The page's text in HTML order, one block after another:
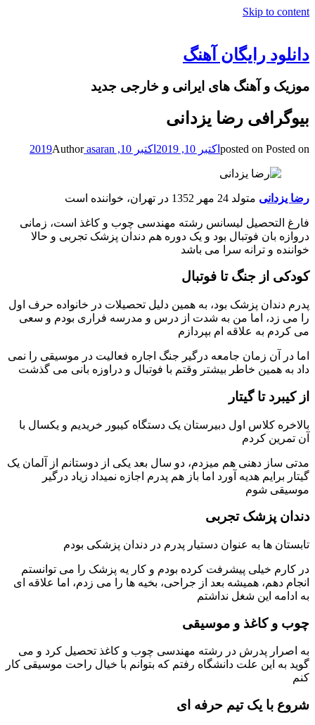
Skip to content
دانلود رایگان آهنگ
موزیک و آهنگ های ایرانی و خارجی جدید
بیوگرافی رضا یزدانی
posted on Posted on اکتبر 10, 2019 اکتبر 10, 2019 Authorasaran
رضا یزدانی متولد 24 مهر 1352 در تهران، خواننده است
فارغ التحصیل لیسانس رشته مهندسی چوب و کاغذ است، زمانی
دروازه بان فوتبال بود و یک دوره هم دندان پزشک تجربی و حالا
خواننده و ترانه سرا می باشد
کودکی از جنگ تا فوتبال
پدرم دندان پزشک بود، به همین دلیل تحصیلات در خانواده حرف اول
را می زد، اما من به شدت از درس و مدرسه فراری بودم و سعی
می کردم به علاقه ام بپردازم
اما در آن زمان جامعه درگیر جنگ اجاره فعالیت در موسیقی را نمی
داد به همین خاطر بیشتر وقتم با فوتبال و دراوزه بانی می گذشت
از کیبرد تا گیتار
بالاخره کلاس اول دبیرستان یک دستگاه کیبور خریدیم و یکسال با
آن تمرین کردم
مدتی ساز دهنی هم میزدم، دو سال بعد یکی از دوستانم از آلمان یک
گیتار برایم هدیه آورد اما باز هم پدرم اجازه نمیداد زیاد درگیر
موسیقی شوم
دندان پزشک تجربی
تابستان ها به عنوان دستیار پدرم در دندان پزشکی بودم
در کارم خیلی پیشرفت کرده بودم و کار یه پزشک را می توانستم
انجام دهم، همیشه بعد از جراحی، بخیه ها را می زدم، اما علاقه ای
به ادامه این شغل نداشتم
چوب و کاغذ و موسیقی
به اصرار پدرش در رشته مهندسی چوب و کاغذ تحصیل کرد و می
گوید به این علت دانشگاه رفتم که بتوانم با خیال راحت موسیقی کار
کنم
شروع با یک تیم حرفه ای